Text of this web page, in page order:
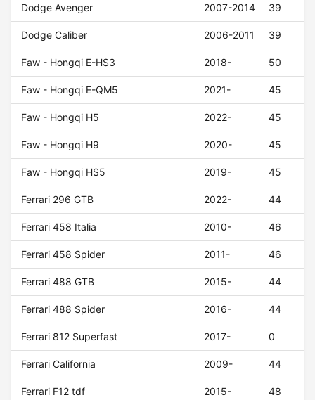
Dodge Avenger 2007-2014 39
Dodge Caliber 2006-2011 39
Faw - Hongqi E-HS3 2018- 50
Faw - Hongqi E-QM5 2021- 45
Faw - Hongqi H5 2022- 45
Faw - Hongqi H9 2020- 45
Faw - Hongqi HS5 2019- 45
Ferrari 296 GTB 2022- 44
Ferrari 458 Italia 2010- 46
Ferrari 458 Spider 2011- 46
Ferrari 488 GTB 2015- 44
Ferrari 488 Spider 2016- 44
Ferrari 812 Superfast 2017- 0
Ferrari California 2009- 44
Ferrari F12 tdf 2015- 48